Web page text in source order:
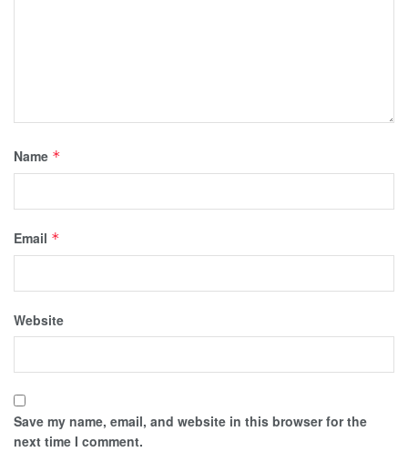
Name *
Email *
Website
Save my name, email, and website in this browser for the
next time I comment.